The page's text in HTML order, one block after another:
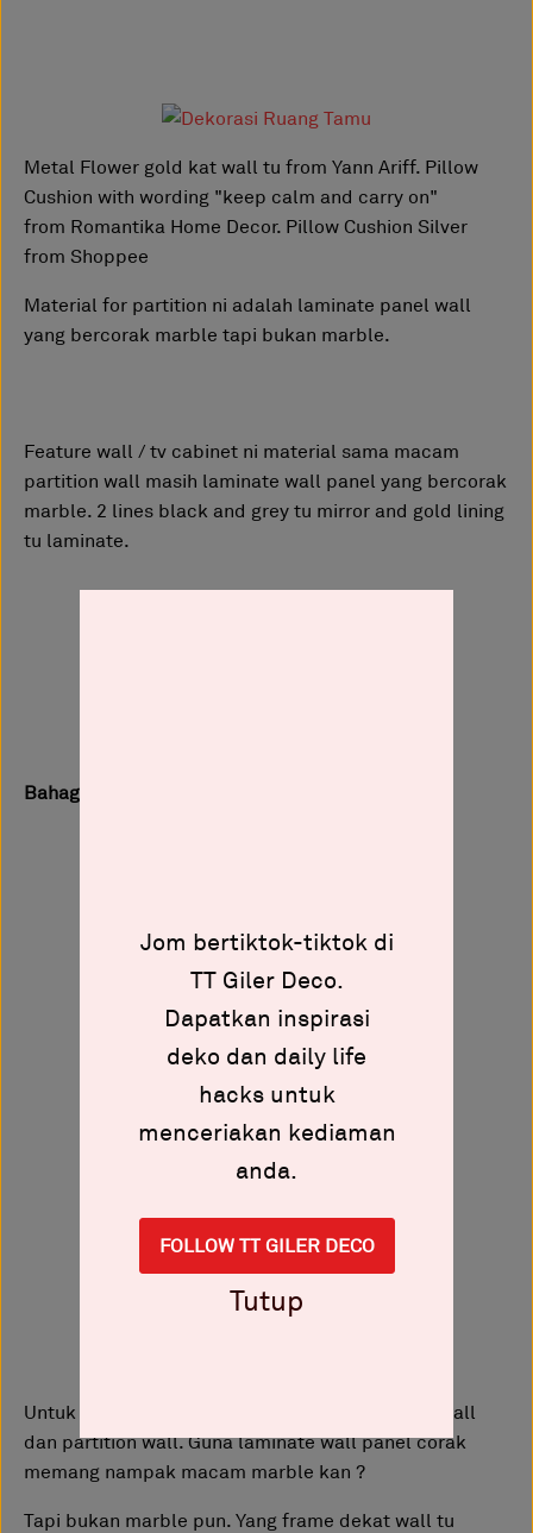
Metal Flower gold kat wall tu from Yann Ariff. Pillow
Cushion with wording "keep calm and carry on"
from Romantika Home Decor. Pillow Cushion Silver
from Shoppee
Material for partition ni adalah laminate panel wall
yang bercorak marble tapi bukan marble.
Feature wall / tv cabinet ni material sama macam
partition wall masih laminate wall panel yang bercorak
marble. 2 lines black and grey tu mirror and gold lining
tu laminate.
Bahagian Foyer Area
Untuk wall material yang sama dengan feature wall
dan partition wall. Guna laminate wall panel corak
memang nampak macam marble kan ?
Tapi bukan marble pun. Yang frame dekat wall tu
Jom bertiktok-tiktok di
TT Giler Deco.
Dapatkan inspirasi
deko dan daily life
hacks untuk
menceriakan kediaman
anda.
FOLLOW TT GILER DECO
Tutup